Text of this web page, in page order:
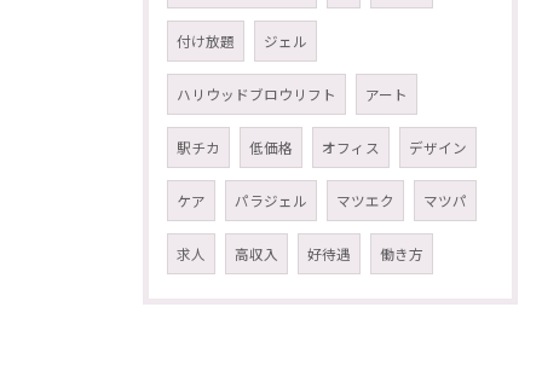
付け放題 ジェル
ハリウッドブロウリフト アート
駅チカ 低価格 オフィス デザイン
ケア パラジェル マツエク マツパ
求人 高収入 好待遇 働き方